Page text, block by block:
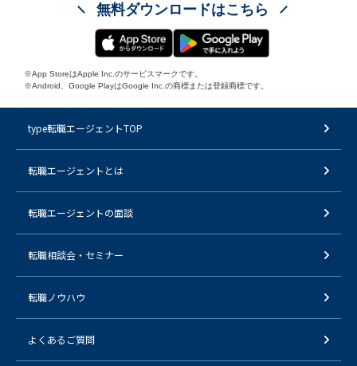
無料ダウンロードはこちら
※App StoreはApple Inc.のサービスマークです。
※Android、Google PlayはGoogle Inc.の商標または登録商標です。
type転職エージェントTOP
転職エージェントとは
転職エージェントの面談
転職相談会・セミナー
転職ノウハウ
よくあるご質問